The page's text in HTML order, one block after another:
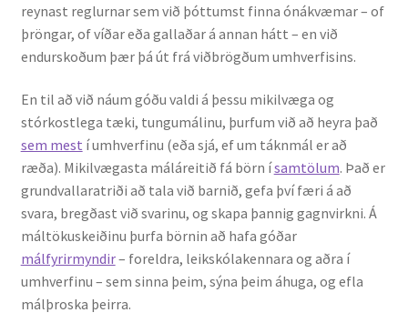
reynast reglurnar sem við þóttumst finna ónákvæmar – of
þröngar, of víðar eða gallaðar á annan hátt – en við
endurskoðum þær þá út frá viðbrögðum umhverfisins.
En til að við náum góðu valdi á þessu mikilvæga og
stórkostlega tæki, tungumálinu, þurfum við að heyra það
sem mest í umhverfinu (eða sjá, ef um táknmál er að
ræða). Mikilvægasta máláreitið fá börn ísamtölum. Það er
grundvallaratriði að tala við barnið, gefa því færi á að
svara, bregðast við svarinu, og skapa þannig gagnvirkni. Á
máltökuskeiðinu þurfa börnin að hafa góðar
málfyrirmyndir– foreldra, leikskólakennara og aðra í
umhverfinu – sem sinna þeim, sýna þeim áhuga, og efla
málþroska þeirra.